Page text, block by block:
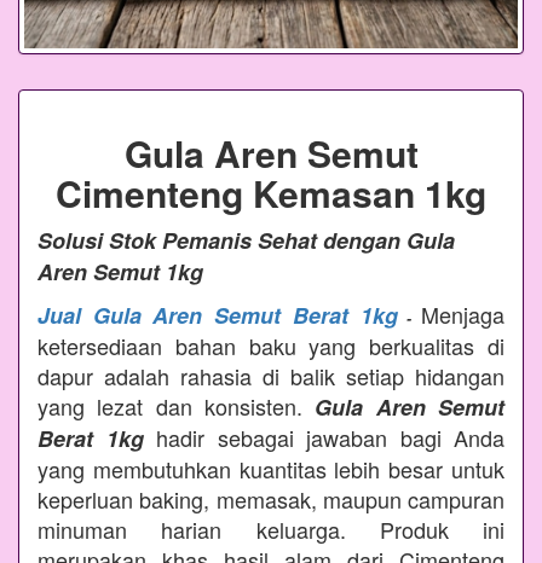
Gula Aren Semut
Cimenteng Kemasan 1kg
Solusi Stok Pemanis Sehat dengan Gula
Aren Semut 1kg
Jual Gula Aren Semut Berat 1kg- Menjaga
ketersediaan bahan baku yang berkualitas di
dapur adalah rahasia di balik setiap hidangan
yang lezat dan konsisten. Gula Aren Semut
Berat 1kghadir sebagai jawaban bagi Anda
yang membutuhkan kuantitas lebih besar untuk
keperluan baking, memasak, maupun campuran
minuman harian keluarga. Produk ini